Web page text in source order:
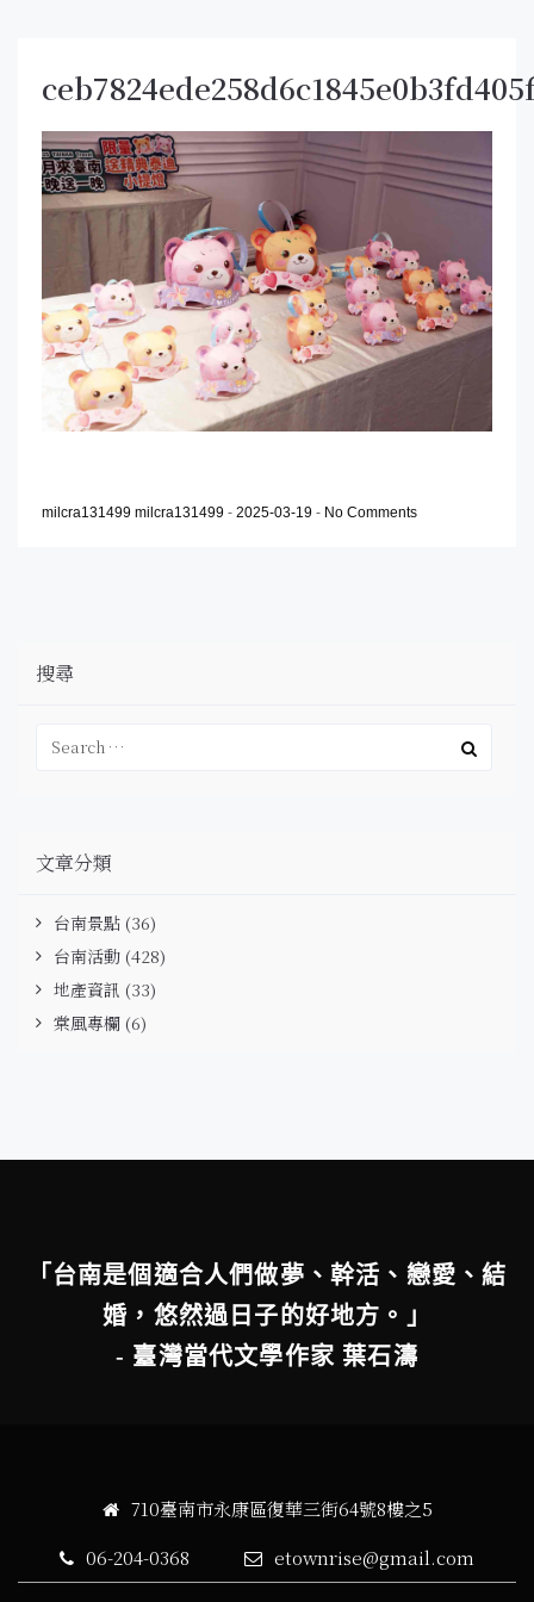
milcra131499 milcra131499 - 2025-03-19 - No Comments
搜尋
文章分類
台南景點 (36)
台南活動 (428)
地產資訊 (33)
棠風專欄 (6)
「台南是個適合人們做夢、幹活、戀愛、結
婚，悠然過日子的好地方。」
- 臺灣當代文學作家 葉石濤
710臺南市永康區復華三街64號8樓之5
06-204-0368
etownrise@gmail.com